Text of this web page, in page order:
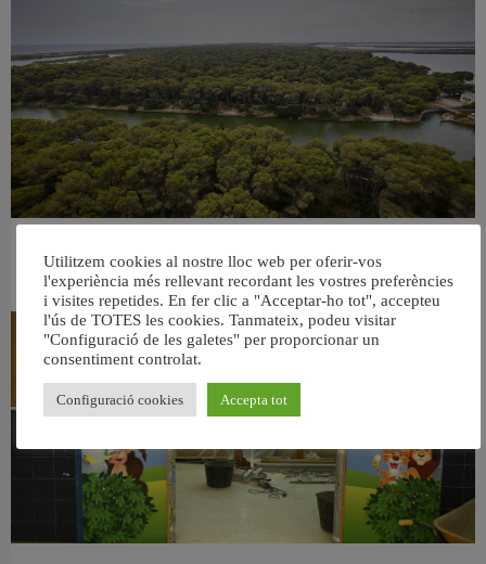
juliol
6 agost, 2026
Utilitzem cookies al nostre lloc web per oferir-vos
l'experiència més rellevant recordant les vostres preferències
i visites repetides. En fer clic a "Acceptar-ho tot", accepteu
l'ús de TOTES les cookies. Tanmateix, podeu visitar
"Configuració de les galetes" per proporcionar un
consentiment controlat.
Configuració cookies Accepta tot